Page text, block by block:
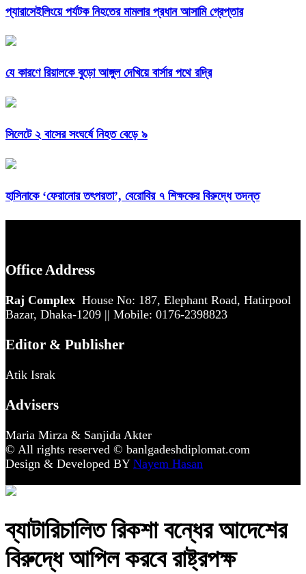
প্যারাসেইলিংয়ে পর্যটক নিহতের মামলার প্রধান আসামি গ্রেপ্তার
যে কারণে রিয়ালকে বুড়ো আঙ্গুল দেখিয়ে বার্সার পথে রদ্রি
সিলেটে ২ বাসের সংঘর্ষে নিহত বেড়ে ৯
হাসিনাকে ‘ফেরানোর তৎপরতা’, বেরোবির ৭ শিক্ষকের বিরুদ্ধে তদন্ত
Office Address
Raj Complex House No: 187, Elephant Road, Hatirpool
Bazar, Dhaka-1209 || Mobile: 0176-2398823
Editor & Publisher
Atik Israk
Advisers
Maria Mirza & Sanjida Akter
© All rights reserved © banlgadeshdiplomat.com
Design & Developed BY Nayem Hasan
ব্যাটারিচালিত রিকশা বন্ধের আদেশের
বিরুদ্ধে আপিল করবে রাষ্ট্রপক্ষ